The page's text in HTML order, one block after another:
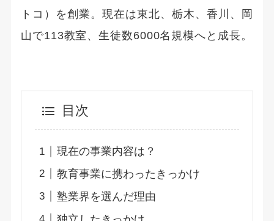
トコ）を創業。現在は東北、栃木、香川、岡
山で113教室、生徒数6000名規模へと成長。
目次
現在の事業内容は？
教育事業に携わったきっかけ
塾業界を選んだ理由